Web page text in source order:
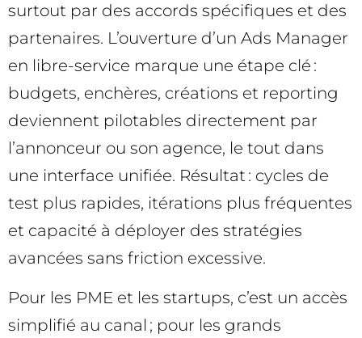
surtout par des accords spécifiques et des
partenaires. L’ouverture d’un Ads Manager
en libre-service marque une étape clé :
budgets, enchères, créations et reporting
deviennent pilotables directement par
l’annonceur ou son agence, le tout dans
une interface unifiée. Résultat : cycles de
test plus rapides, itérations plus fréquentes
et capacité à déployer des stratégies
avancées sans friction excessive.
Pour les PME et les startups, c’est un accès
simplifié au canal ; pour les grands